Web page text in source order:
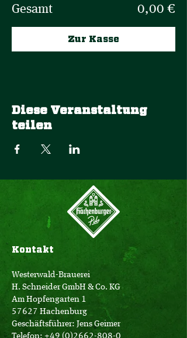
Gesamt 0,00 €
Zur Kasse
Diese Veranstaltung
teilen
Kontakt
Westerwald-Brauerei
H. Schneider GmbH & Co. KG
Am Hopfengarten 1
57627 Hachenburg
Geschäftsführer: Jens Geimer
Telefon: +49 (0)2662-808-0